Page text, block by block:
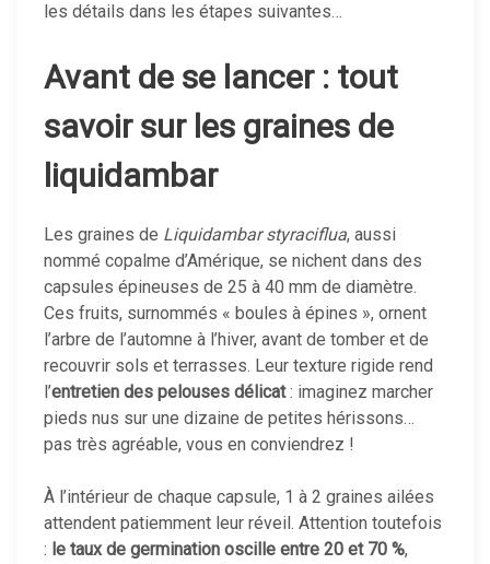
les détails dans les étapes suivantes…
Avant de se lancer : tout
savoir sur les graines de
liquidambar
Les graines de Liquidambar styraciflua, aussi
nommé copalme d’Amérique, se nichent dans des
capsules épineuses de 25 à 40 mm de diamètre.
Ces fruits, surnommés « boules à épines », ornent
l’arbre de l’automne à l’hiver, avant de tomber et de
recouvrir sols et terrasses. Leur texture rigide rend
l’entretien des pelouses délicat: imaginez marcher
pieds nus sur une dizaine de petites hérissons…
pas très agréable, vous en conviendrez !
À l’intérieur de chaque capsule, 1 à 2 graines ailées
attendent patiemment leur réveil. Attention toutefois
: le taux de germination oscille entre 20 et 70 %,